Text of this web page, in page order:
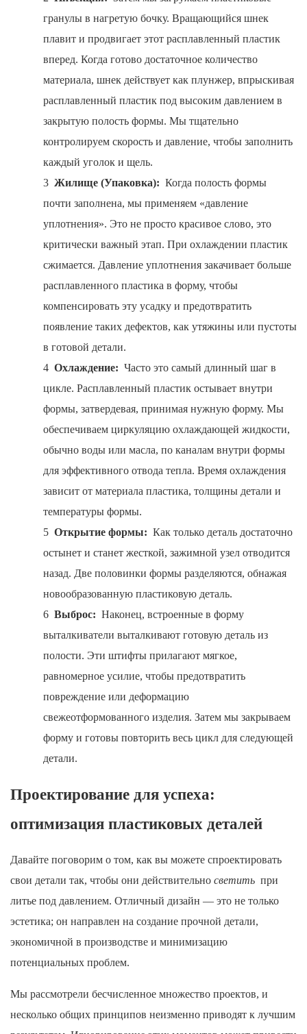
гранулы в нагретую бочку. Вращающийся шнек
плавит и продвигает этот расплавленный пластик
вперед. Когда готово достаточное количество
материала, шнек действует как плунжер, впрыскивая
расплавленный пластик под высоким давлением в
закрытую полость формы. Мы тщательно
контролируем скорость и давление, чтобы заполнить
каждый уголок и щель.
3 Жилище (Упаковка): Когда полость формы
почти заполнена, мы применяем «давление
уплотнения». Это не просто красивое слово, это
критически важный этап. При охлаждении пластик
сжимается. Давление уплотнения закачивает больше
расплавленного пластика в форму, чтобы
компенсировать эту усадку и предотвратить
появление таких дефектов, как утяжины или пустоты
в готовой детали.
4 Охлаждение: Часто это самый длинный шаг в
цикле. Расплавленный пластик остывает внутри
формы, затвердевая, принимая нужную форму. Мы
обеспечиваем циркуляцию охлаждающей жидкости,
обычно воды или масла, по каналам внутри формы
для эффективного отвода тепла. Время охлаждения
зависит от материала пластика, толщины детали и
температуры формы.
5 Открытие формы: Как только деталь достаточно
остынет и станет жесткой, зажимной узел отводится
назад. Две половинки формы разделяются, обнажая
новообразованную пластиковую деталь.
6 Выброс: Наконец, встроенные в форму
выталкиватели выталкивают готовую деталь из
полости. Эти штифты прилагают мягкое,
равномерное усилие, чтобы предотвратить
повреждение или деформацию
свежеотформованного изделия. Затем мы закрываем
форму и готовы повторить весь цикл для следующей
детали.
Проектирование для успеха:
оптимизация пластиковых деталей
Давайте поговорим о том, как вы можете спроектировать
свои детали так, чтобы они действительно светить при
литье под давлением. Отличный дизайн — это не только
эстетика; он направлен на создание прочной детали,
экономичной в производстве и минимизацию
потенциальных проблем.
Мы рассмотрели бесчисленное множество проектов, и
несколько общих принципов неизменно приводят к лучшим